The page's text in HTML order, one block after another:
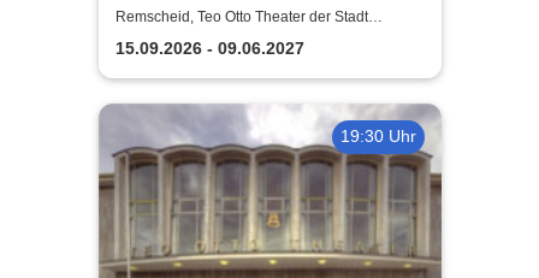
Gast in Remscheid
Remscheid, Teo Otto Theater der Stadt
Remscheid
15.09.2026 - 09.06.2027
19:30 Uhr